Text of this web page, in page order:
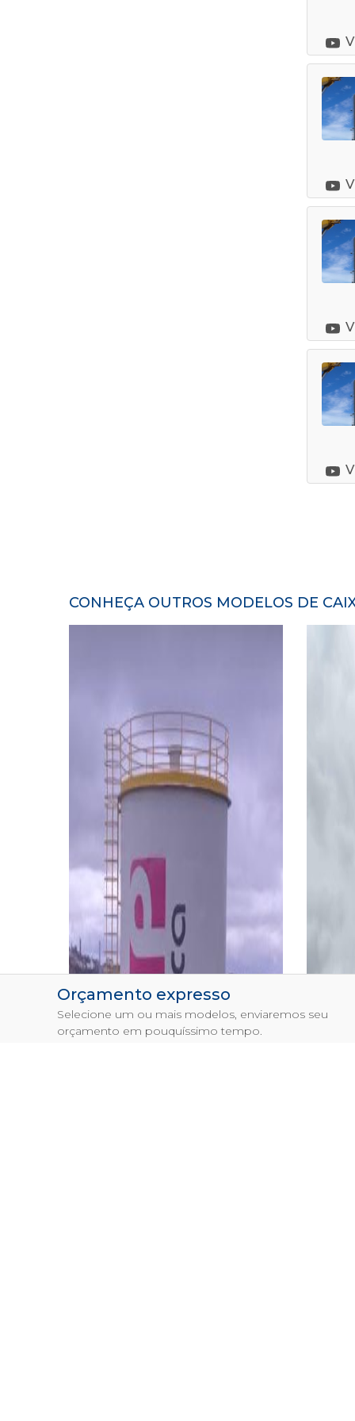
CONHEÇA OUTROS MODELOS DE
Orçamento expresso
Selecione um ou mais modelos, enviaremos seu
orçamento em pouquíssimo tempo.